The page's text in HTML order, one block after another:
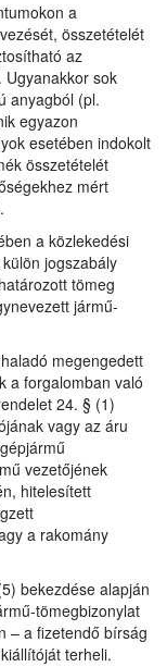
a
összetételét
az
sok
anyagból (pl.
egyazon
esetében indokolt
összetételét
mért
a közlekedési
jogszabály
tömeg
jármű-
megengedett
a forgalomban való
24. § (1)
vagy az áru
vezetőjének
hitelesített
a rakomány
bekezdése alapján
tömegbizonylat
– a fizetendő bírság
terheli.